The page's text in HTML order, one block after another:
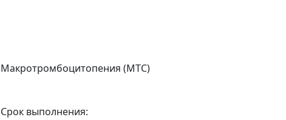
Макротромбоцитопения (MTC)
Срок выполнения: